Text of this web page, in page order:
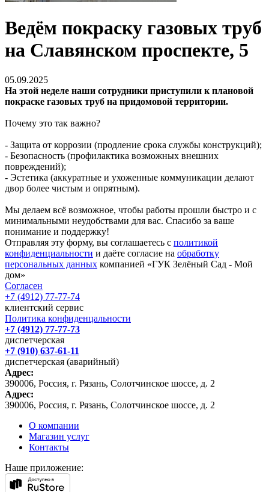
Ведём покраску газовых труб
на Славянском проспекте, 5
05.09.2025
На этой неделе наши сотрудники приступили к плановой
покраске газовых труб на придомовой территории.
Почему это так важно?
- Защита от коррозии (продление срока службы конструкций);
- Безопасность (профилактика возможных внешних
повреждений);
- Эстетика (аккуратные и ухоженные коммуникации делают
двор более чистым и опрятным).
Мы делаем всё возможное, чтобы работы прошли быстро и с
минимальными неудобствами для вас. Спасибо за ваше
понимание и поддержку!
Отправляя эту форму, вы соглашаетесь с политикой
конфиденциальности и даёте согласие на обработку
персональных данных компанией «ГУК Зелёный Сад - Мой
дом»
Согласен
+7 (4912) 77-77-74
клиентский сервис
Политика конфиденцальности
+7 (4912) 77-77-73
диспетчерская
+7 (910) 637-61-11
диспетчерская (аварийный)
Адрес:
390006, Россия, г. Рязань, Солотчинское шоссе, д. 2
Адрес:
390006, Россия, г. Рязань, Солотчинское шоссе, д. 2
О компании
Магазин услуг
Контакты
Наше приложение: